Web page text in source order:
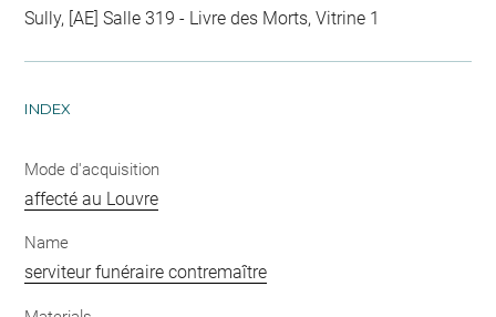
Sully, [AE] Salle 319 - Livre des Morts, Vitrine 1
INDEX
Mode d'acquisition
affecté au Louvre
Name
serviteur funéraire contremaître